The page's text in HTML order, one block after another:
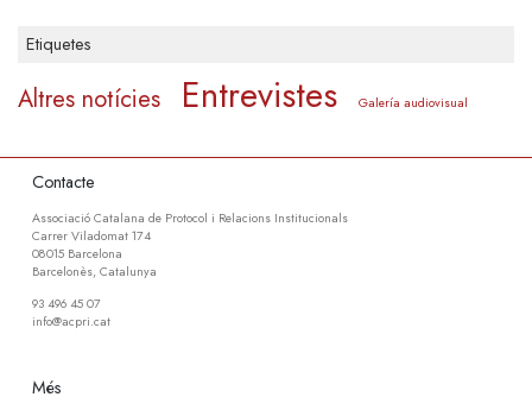
Etiquetes
Altres notícies Entrevistes Galería audiovisual
Contacte
Associació Catalana de Protocol i Relacions Institucionals
Carrer Viladomat 174
08015 Barcelona
Barcelonès, Catalunya
93 496 45 07
info@acpri.cat
Més